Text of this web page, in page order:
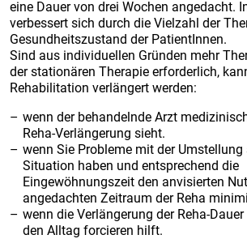
eine Dauer von drei Wochen angedacht.
verbessert sich durch die Vielzahl der
Gesundheitszustand der PatientInnen.
Sind aus individuellen Gründen mehr
der stationären Therapie erforderlich,
Rehabilitation verlängert werden:
wenn der behandelnde Arzt
Reha-Verlängerung sieht.
wenn Sie Probleme mit der Umstellung
Situation haben und entsprechend die
Eingewöhnungszeit den anvisierten
angedachten Zeitraum der Reha
wenn die Verlängerung der Reha-
den Alltag forcieren hilft.